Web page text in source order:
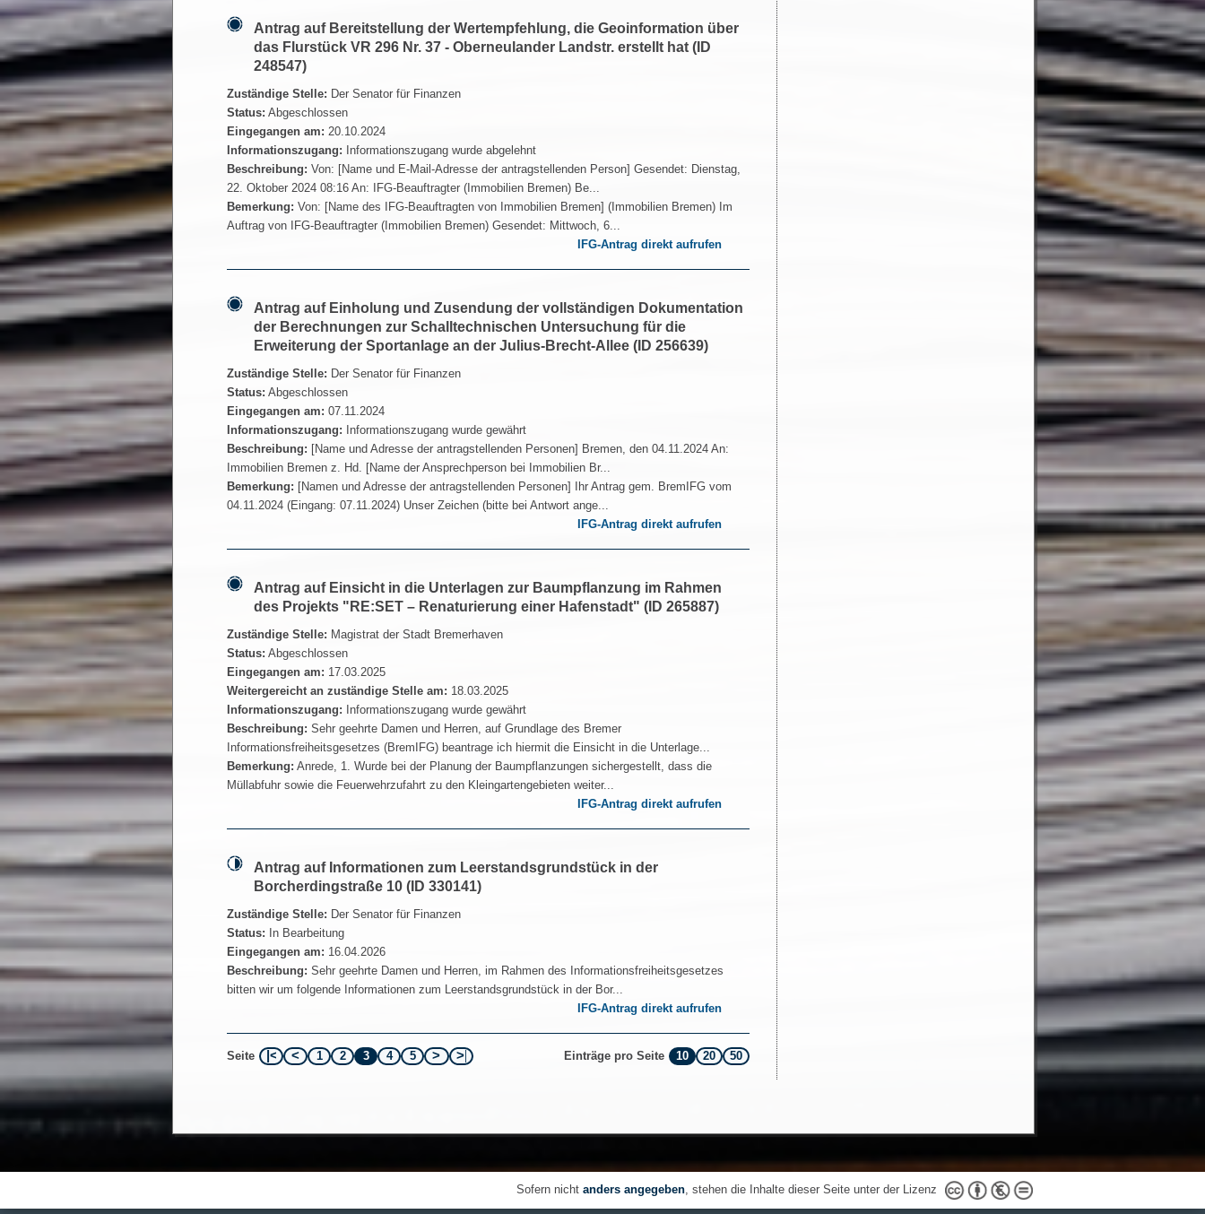
Antrag auf Bereitstellung der Wertempfehlung, die Geoinformation über
das Flurstück VR 296 Nr. 37 - Oberneulander Landstr. erstellt hat (ID
248547)
Zuständige Stelle: Der Senator für Finanzen
Status: Abgeschlossen
Eingegangen am: 20.10.2024
Informationszugang: Informationszugang wurde abgelehnt
Beschreibung: Von: [Name und E-Mail-Adresse der antragstellenden Person] Gesendet: Dienstag,
22. Oktober 2024 08:16 An: IFG-Beauftragter (Immobilien Bremen) Be...
Bemerkung: Von: [Name des IFG-Beauftragten von Immobilien Bremen] (Immobilien Bremen) Im
Auftrag von IFG-Beauftragter (Immobilien Bremen) Gesendet: Mittwoch, 6...
IFG-Antrag direkt aufrufen
Antrag auf Einholung und Zusendung der vollständigen Dokumentation
der Berechnungen zur Schalltechnischen Untersuchung für die
Erweiterung der Sportanlage an der Julius-Brecht-Allee (ID 256639)
Zuständige Stelle: Der Senator für Finanzen
Status: Abgeschlossen
Eingegangen am: 07.11.2024
Informationszugang: Informationszugang wurde gewährt
Beschreibung: [Name und Adresse der antragstellenden Personen] Bremen, den 04.11.2024 An:
Immobilien Bremen z. Hd. [Name der Ansprechperson bei Immobilien Br...
Bemerkung: [Namen und Adresse der antragstellenden Personen] Ihr Antrag gem. BremIFG vom
04.11.2024 (Eingang: 07.11.2024) Unser Zeichen (bitte bei Antwort ange...
IFG-Antrag direkt aufrufen
Antrag auf Einsicht in die Unterlagen zur Baumpflanzung im Rahmen
des Projekts "RE:SET – Renaturierung einer Hafenstadt" (ID 265887)
Zuständige Stelle: Magistrat der Stadt Bremerhaven
Status: Abgeschlossen
Eingegangen am: 17.03.2025
Weitergereicht an zuständige Stelle am: 18.03.2025
Informationszugang: Informationszugang wurde gewährt
Beschreibung: Sehr geehrte Damen und Herren, auf Grundlage des Bremer
Informationsfreiheitsgesetzes (BremIFG) beantrage ich hiermit die Einsicht in die Unterlage...
Bemerkung: Anrede, 1. Wurde bei der Planung der Baumpflanzungen sichergestellt, dass die
Müllabfuhr sowie die Feuerwehrzufahrt zu den Kleingartengebieten weiter...
IFG-Antrag direkt aufrufen
Antrag auf Informationen zum Leerstandsgrundstück in der
Borcherdingstraße 10 (ID 330141)
Zuständige Stelle: Der Senator für Finanzen
Status: In Bearbeitung
Eingegangen am: 16.04.2026
Beschreibung: Sehr geehrte Damen und Herren, im Rahmen des Informationsfreiheitsgesetzes
bitten wir um folgende Informationen zum Leerstandsgrundstück in der Bor...
IFG-Antrag direkt aufrufen
Seite 1 2 3 4 5 Einträge pro Seite 10 20 50
Sofern nicht anders angegeben, stehen die Inhalte dieser Seite unter der Lizenz